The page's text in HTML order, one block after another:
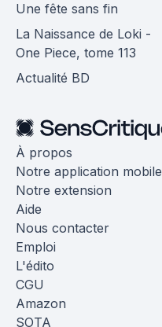
Une fête sans fin
La Naissance de Loki -
One Piece, tome 113
Actualité BD
À propos
Notre application mobile
Notre extension
Aide
Nous contacter
Emploi
L'édito
CGU
Amazon
SOTA